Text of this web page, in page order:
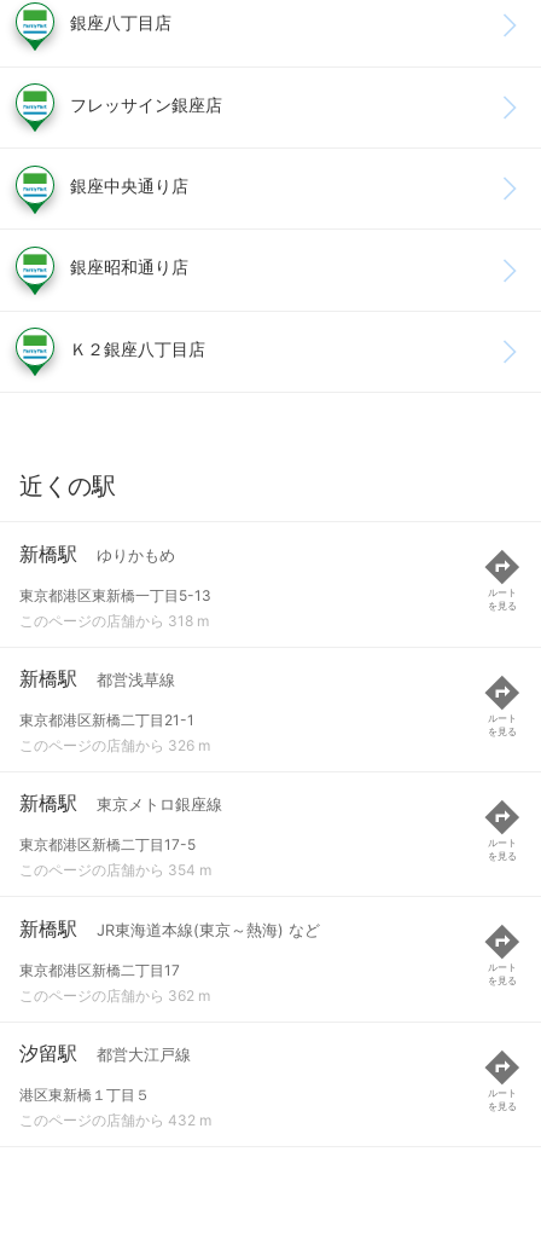
銀座八丁目店
フレッサイン銀座店
銀座中央通り店
銀座昭和通り店
Ｋ２銀座八丁目店
近くの駅
新橋駅 ゆりかもめ
東京都港区東新橋一丁目5-13
このページの店舗から 318 m
ルート
を見る
新橋駅 都営浅草線
東京都港区新橋二丁目21-1
このページの店舗から 326 m
ルート
を見る
新橋駅 東京メトロ銀座線
東京都港区新橋二丁目17-5
このページの店舗から 354 m
ルート
を見る
新橋駅 JR東海道本線(東京～熱海) など
東京都港区新橋二丁目17
このページの店舗から 362 m
ルート
を見る
汐留駅 都営大江戸線
港区東新橋１丁目５
このページの店舗から 432 m
ルート
を見る